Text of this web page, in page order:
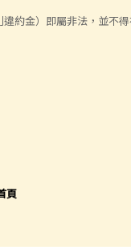
約金）即屬非法，並不
頁